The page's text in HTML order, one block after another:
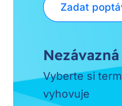
Zadat
Vyberte si
vyhovuje